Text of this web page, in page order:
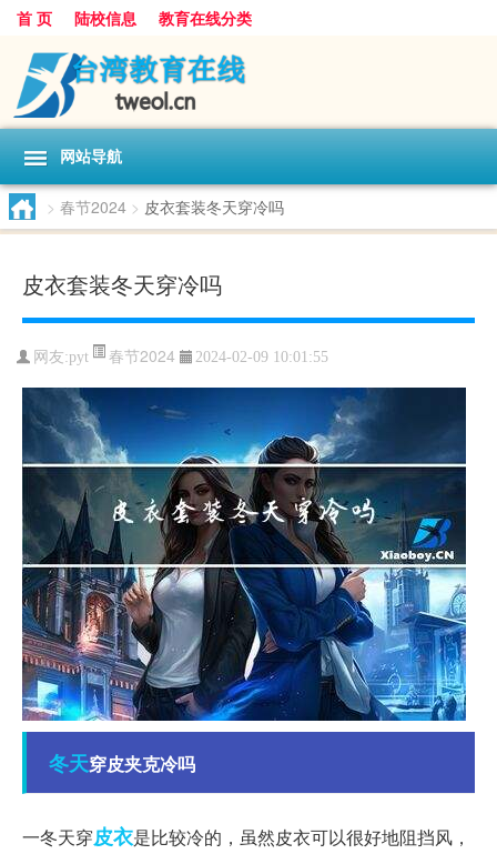
首 页 陆校信息 教育在线分类
网站导航
> 春节2024 > 皮衣套装冬天穿冷吗
皮衣套装冬天穿冷吗
网友:pyt 春节2024 2024-02-09 10:01:55
冬天穿皮夹克冷吗
一冬天穿皮衣是比较冷的，虽然皮衣可以很好地阻挡风，